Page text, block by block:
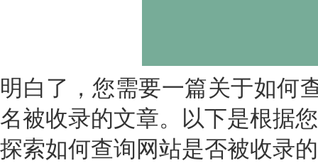
明白了，您需要一篇关于如何
名被收录的文章。以下是根据
探索如何查询网站是否被收录